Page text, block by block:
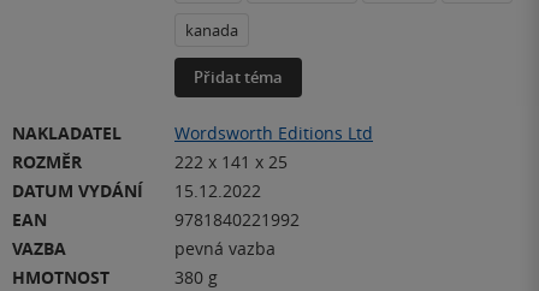
kanada
Přidat téma
NAKLADATEL
Wordsworth Editions Ltd
ROZMĚR
222 x 141 x 25
DATUM VYDÁNÍ
15.12.2022
EAN
9781840221992
VAZBA
pevná vazba
HMOTNOST
380 g